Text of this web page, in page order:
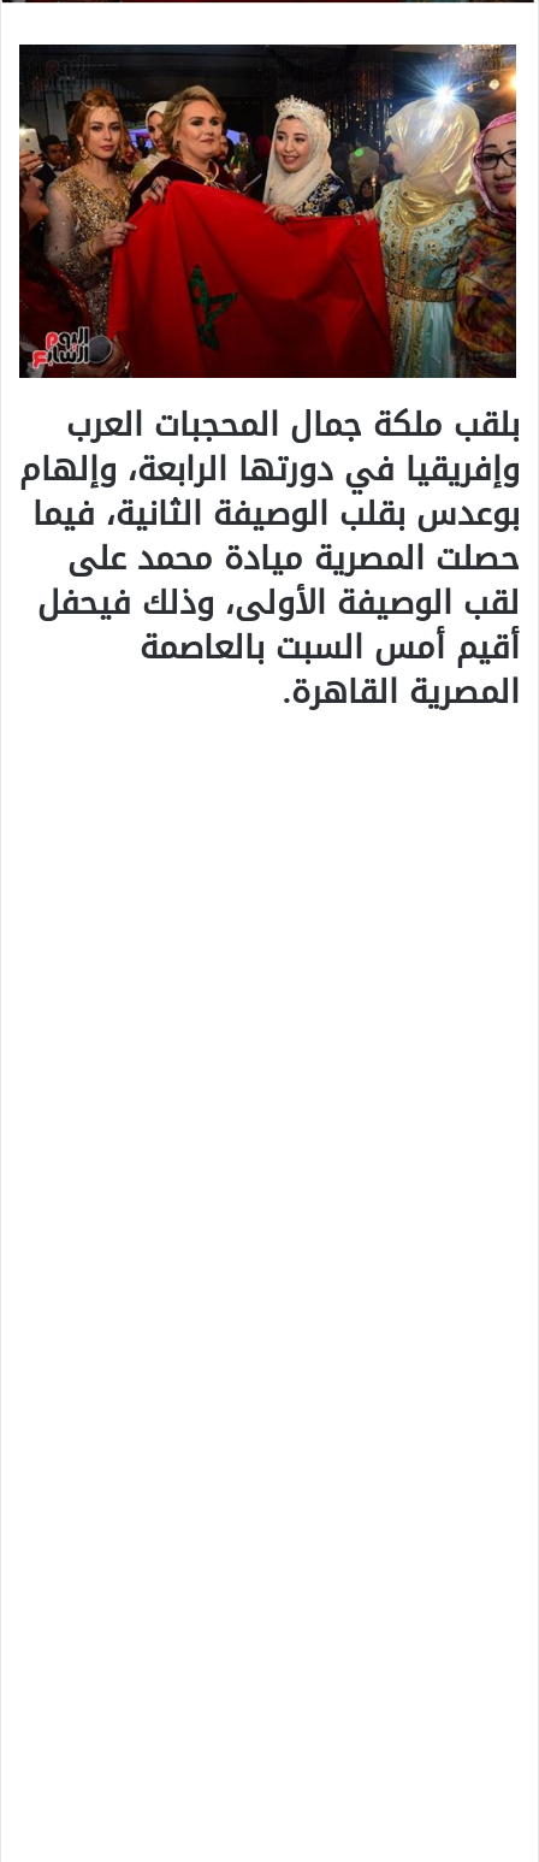
بلقب ملكة جمال المحجبات العرب
وإفريقيا في دورتها الرابعة، وإلهام
بوعدس بقلب الوصيفة الثانية، فيما
حصلت المصرية ميادة محمد على
لقب الوصيفة الأولى، وذلك فيحفل
أقيم أمس السبت بالعاصمة
المصرية القاهرة.